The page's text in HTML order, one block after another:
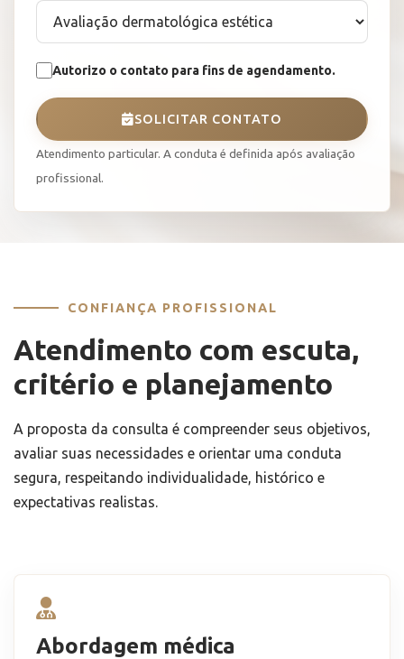
Autorizo o contato para fins de agendamento.
SOLICITAR CONTATO
Atendimento particular. A conduta é definida após avaliação
profissional.
CONFIANÇA PROFISSIONAL
Atendimento com escuta,
critério e planejamento
A proposta da consulta é compreender seus objetivos,
avaliar suas necessidades e orientar uma conduta
segura, respeitando individualidade, histórico e
expectativas realistas.
Abordagem médica